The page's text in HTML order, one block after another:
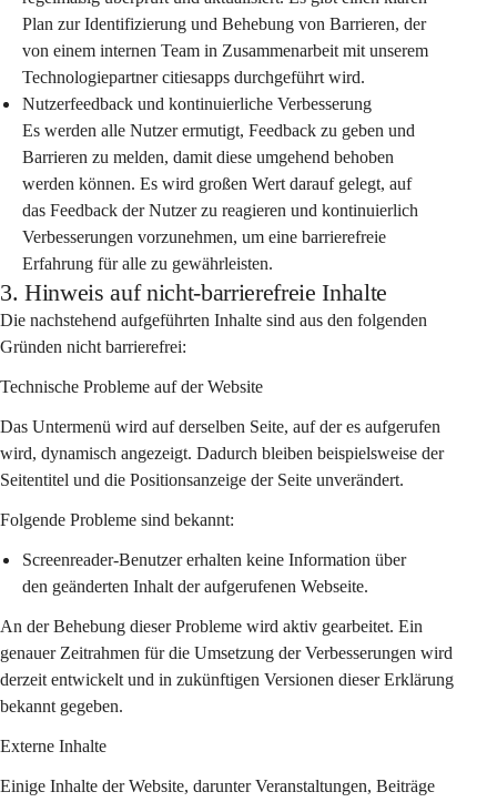
Plan zur Identifizierung und Behebung von Barrieren, der
von einem internen Team in Zusammenarbeit mit unserem
Technologiepartner citiesapps durchgeführt wird.
Nutzerfeedback und kontinuierliche Verbesserung
Es werden alle Nutzer ermutigt, Feedback zu geben und
Barrieren zu melden, damit diese umgehend behoben
werden können. Es wird großen Wert darauf gelegt, auf
das Feedback der Nutzer zu reagieren und kontinuierlich
Verbesserungen vorzunehmen, um eine barrierefreie
Erfahrung für alle zu gewährleisten.
3. Hinweis auf nicht-barrierefreie Inhalte
Die nachstehend aufgeführten Inhalte sind aus den folgenden
Gründen nicht barrierefrei:
Technische Probleme auf der Website
Das Untermenü wird auf derselben Seite, auf der es aufgerufen
wird, dynamisch angezeigt. Dadurch bleiben beispielsweise der
Seitentitel und die Positionsanzeige der Seite unverändert.
Folgende Probleme sind bekannt:
Screenreader-Benutzer erhalten keine Information über
den geänderten Inhalt der aufgerufenen Webseite.
An der Behebung dieser Probleme wird aktiv gearbeitet. Ein
genauer Zeitrahmen für die Umsetzung der Verbesserungen wird
derzeit entwickelt und in zukünftigen Versionen dieser Erklärung
bekannt gegeben.
Externe Inhalte
Einige Inhalte der Website, darunter Veranstaltungen, Beiträge